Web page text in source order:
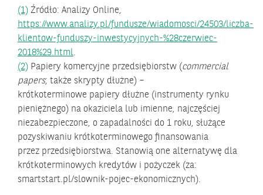
(1) Źródło: Analizy Online,
https://www.analizy.pl/fundusze/wiadomosci/24503/liczba-
klientow-funduszy-inwestycyjnych-%28czerwiec-
2018%29.html.
(2) Papiery komercyjne przedsiębiorstw (commercial
papers; także skrypty dłużne) –
krótkoterminowe papiery dłużne (instrumenty rynku
pieniężnego) na okaziciela lub imienne, najczęściej
niezabezpieczone, o zapadalności do 1 roku, służące
pozyskiwaniu krótkoterminowego finansowania
przez przedsiębiorstwa. Stanowią one alternatywę dla
krótkoterminowych kredytów i pożyczek (za:
smartstart.pl/slownik-pojec-ekonomicznych).